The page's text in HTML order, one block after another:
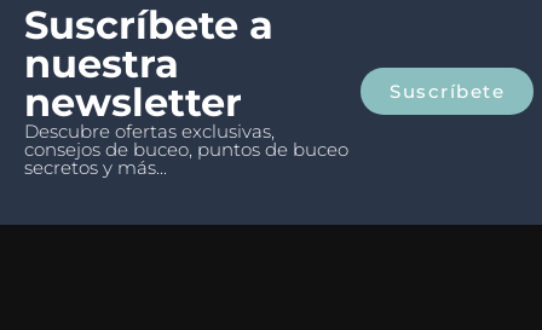
Suscríbete a
nuestra
newsletter
Descubre ofertas exclusivas,
consejos de buceo, puntos de buceo
secretos y más...
Suscríbete